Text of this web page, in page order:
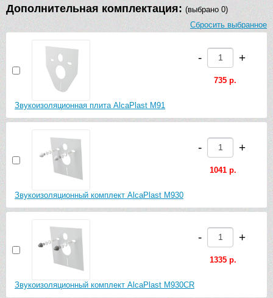
Дополнительная комплектация: (выбрано 0)
Сбросить выбранное
Звукоизоляционная плита AlcaPlast M91
- +
735 р.
Звукоизоляционный комплект AlcaPlast M930
- +
1041 р.
Звукоизоляционный комплект AlcaPlast M930CR
- +
1335 р.